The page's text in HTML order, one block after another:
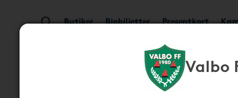
Butiker Biobiljetter Presentkort
Valbo
Ger upp till